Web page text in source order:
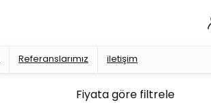
Referanslarımız iletişim
Fiyata göre filtrele